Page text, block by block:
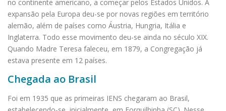
no continente americano, a começar pelos Estados Unidos. A
expansão pela Europa deu-se por novas regiões em território
alemão, além de países como Áustria, Hungria, Itália e
Inglaterra. Todo esse movimento deu-se ainda no século XIX.
Quando Madre Teresa faleceu, em 1879, a Congregação já
estava presente em 12 países.
Chegada ao Brasil
Foi em 1935 que as primeiras IENS chegaram ao Brasil,